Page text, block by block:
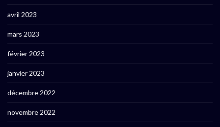
avril 2023
mars 2023
février 2023
janvier 2023
décembre 2022
novembre 2022